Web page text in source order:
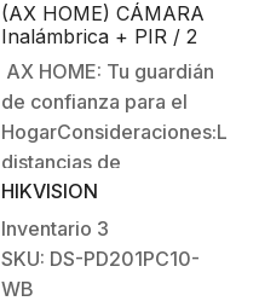
(AX HOME) CÁMARA
Inalámbrica + PIR / 2
Años de Batería /
Inmunidad a Mascotas /
Rango de Detección de
10 mts / Ángulo de 90°
de Cobertura / Uso
Interior
AX HOME: Tu guardián
de confianza para el
HogarConsideraciones:Las
distancias de
comunicación entre los
sensores y el panel
pueden variar en cada
instalación por
HIKVISION
Inventario 3
SKU: DS-PD201PC10-
WB